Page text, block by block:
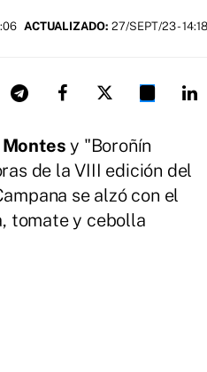
ACTUALIZADO: 27/SEPT/23 - 14:18
Montesy "Boroñín
de la VIII edición del
se alzó con el
tomate y cebolla